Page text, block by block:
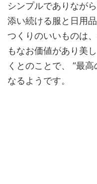
シンプルでありなが
添い続ける服と日用品
つくりのいいものは
もなお価値があり美
くとのことで、 “最
なるようです。